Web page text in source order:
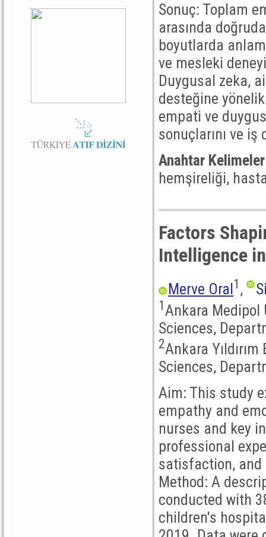
Sonuç: Toplam
arasında
boyutlarda
ve mesleki
Duygusal zeka,
desteğine
empati ve
sonuçlarını ve
Anahtar
hemşireliği,
Factors
Intelligence
Merve Oral1 ,
1 Ankara Medipol
Sciences,
2Ankara
Sciences,
Aim: This study
empathy and
nurses and key
professional
satisfaction, and
Method: A
conducted with
children's